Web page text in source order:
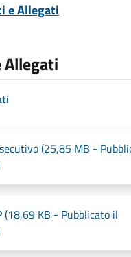
e Allegati
Allegati
(25,85 MB -
(18,69 KB - Pubblicato il